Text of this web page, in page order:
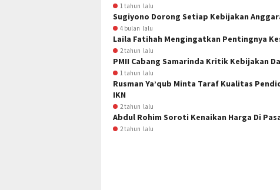
1 tahun lalu
Sugiyono Dorong Setiap Kebijakan
4 bulan lalu
Laila Fatihah Mengingatkan Pentingnya
2 tahun lalu
PMII Cabang Samarinda Kritik Kebijakan
1 tahun lalu
Rusman Ya’qub Minta Taraf Kualitas
IKN
2 tahun lalu
Abdul Rohim Soroti Kenaikan Harga Di
2 tahun lalu